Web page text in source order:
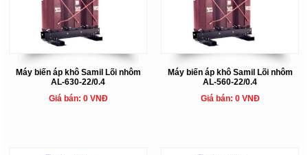
Máy biến áp khô Samil Lõi nhôm
AL-630-22/0.4
Giá bán: 0 VNĐ
Máy biến áp khô Samil Lõi nhôm
AL-560-22/0.4
Giá bán: 0 VNĐ